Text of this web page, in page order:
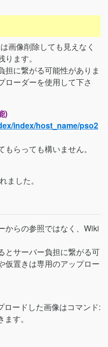
画像削除しても見えなく
ます。
担に繋がる可能性がありま
ローダーを使用して下さ
)
index/host_name/pso2
らっても構いません。
ました。
からの参照ではなく、Wiki
とサーバー負担に繋がる可
仮置きは専用のアップロー
ードした画像はコマンド:
す。